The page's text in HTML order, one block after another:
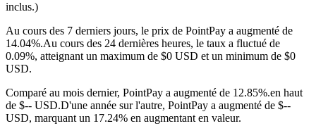
Futures USDC
Futures utilisant l'USDC comme garantie
inclus.)
Au cours des 7 derniers jours, le prix de PointPay a augmenté de
14.04%.Au cours des 24 dernières heures, le taux a fluctué de
0.09%, atteignant un maximum de $0 USD et un minimum de $0
USD.
Comparé au mois dernier, PointPay a augmenté de 12.85%.en haut
de $-- USD.D'une année sur l'autre, PointPay a augmenté de $--
USD, marquant un 17.24% en augmentant en valeur.